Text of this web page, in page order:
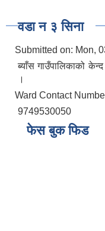
वडा न‌‍ ३ सिना
Submitted on: Mon,
ब्याँस गाउँपालिकाको
।
Ward Contact
9749530050
फेस बुक फिड